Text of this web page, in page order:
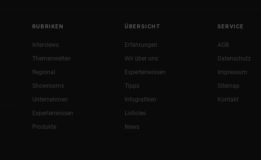
RUBRIKEN
Interviews
Themenwelten
Regional
Showrooms
Unternehmen
Expertenwissen
Produkte
ÜBERSICHT
Erfahrungen
Wir über uns
Expertenwissen
Tipps
Infografiken
Listicles
News
SERVICE
AGB
Datenschutz
Impressum
Sitemap
Kontakt